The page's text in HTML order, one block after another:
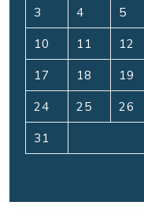
3 4 5
10 11 12
17 18 19
24 25 26
31